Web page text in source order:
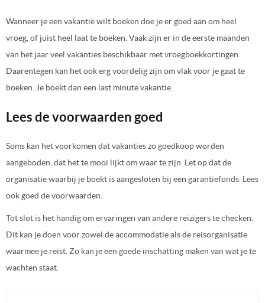
Wanneer je een vakantie wilt boeken doe je er goed aan om heel
vroeg, of juist heel laat te boeken. Vaak zijn er in de eerste maanden
van het jaar veel vakanties beschikbaar met vroegboekkortingen.
Daarentegen kan het ook erg voordelig zijn om vlak voor je gaat te
boeken. Je boekt dan een last minute vakantie.
Lees de voorwaarden goed
Soms kan het voorkomen dat vakanties zo goedkoop worden
aangeboden, dat het te mooi lijkt om waar te zijn. Let op dat de
organisatie waarbij je boekt is aangesloten bij een garantiefonds. Lees
ook goed de voorwaarden.
Tot slot is het handig om ervaringen van andere reizigers te checken.
Dit kan je doen voor zowel de accommodatie als de reisorganisatie
waarmee je reist. Zo kan je een goede inschatting maken van wat je te
wachten staat.